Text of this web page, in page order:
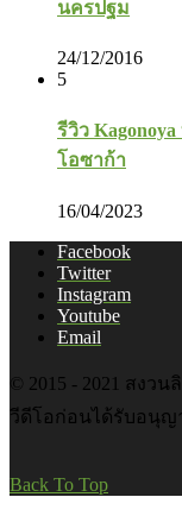
นครปฐม
24/12/2016
5
รีวิว
โอซาก้า
16/04/2023
Facebook
Twitter
Instagram
Youtube
Email
© 2015 - 2021 สง
วีดีโอก่อนได้รับอนุญ
Back To Top